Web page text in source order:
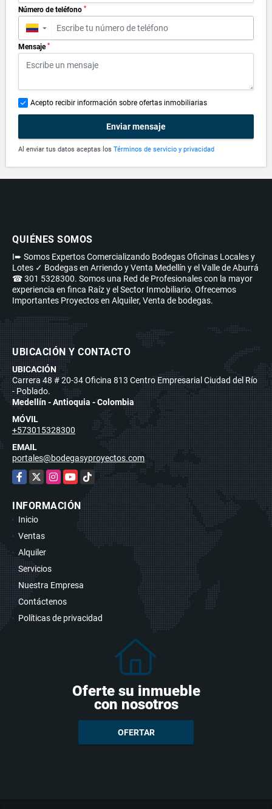
Número de teléfono *
▼
Mensaje *
Acepto recibir información sobre ofertas inmobiliarias
Enviar mensaje
Al enviar tus datos aceptas los Términos de servicio y privacidad
QUIÉNES SOMOS
I➨ Somos Expertos Comercializando Bodegas Oficinas Locales y
Lotes ✓ Bodegas en Arriendo y Venta Medellín y el Valle de Aburrá
☎ 301 5328300. Somos una Red de Profesionales con la mayor
experiencia en finca Raíz y el Sector Inmobiliario. Ofrecemos
Importantes Proyectos en Alquiler, Venta de bodegas.
UBICACIÓN Y CONTACTO
UBICACIÓN
Carrera 48 # 20-34 Oficina 813 Centro Empresarial Ciudad del Río
- Poblado.
Medellín - Antioquia - Colombia
MÓVIL
+573015328300
EMAIL
portales@bodegasyproyectos.com
Facebook
X Instagram
YouTubeTikTok
INFORMACIÓN
Inicio
Ventas
Alquiler
Servicios
Nuestra Empresa
Contáctenos
Políticas de privacidad
Oferte su inmueble
con nosotros
OFERTAR